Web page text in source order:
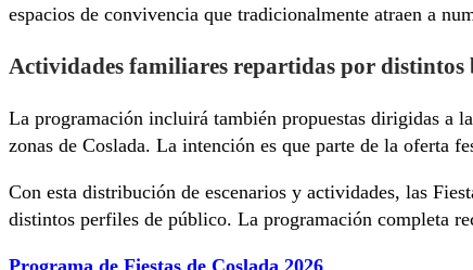
espacios de convivencia que tradicionalmente atraen a
Actividades familiares repartidas por distintos
La programación incluirá también propuestas dirigidas a
zonas de Coslada. La intención es que parte de la oferta
Con esta distribución de escenarios y actividades, las
distintos perfiles de público. La programación completa